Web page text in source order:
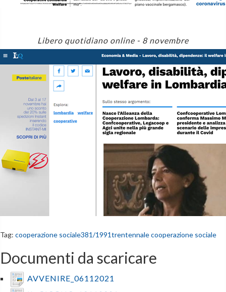
Libero quotidiano online - 8 novembre
Tag: cooperazione sociale381/1991trentennale cooperazione sociale
Documenti da scaricare
AVVENIRE_06112021